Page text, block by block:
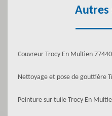
Autres
Couvreur Trocy En Multien 77440
Nettoyage et pose de gouttière
Peinture sur tuile Trocy En